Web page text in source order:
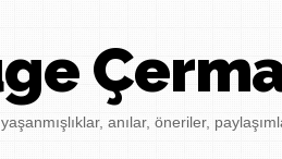
anılar, öneriler,